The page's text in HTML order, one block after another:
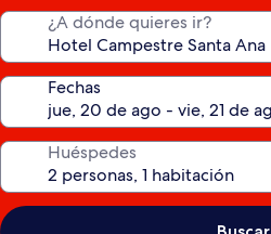
¿A dónde quieres ir?
Fechas
Huéspedes